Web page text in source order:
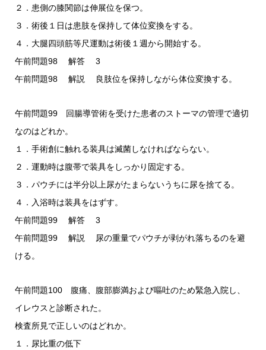
２．患側の膝関節は伸展位を保つ。
３．術後１日は患肢を保持して体位変換をする。
４．大腿四頭筋等尺運動は術後１週から開始する。
午前問題98 解答 3
午前問題98 解説 良肢位を保持しながら体位変換する。
午前問題99 回腸導管術を受けた患者のストーマの管理で適切
なのはどれか。
１．手術創に触れる装具は滅菌しなければならない。
２．運動時は腹帯で装具をしっかり固定する。
３．パウチには半分以上尿がたまらないうちに尿を捨てる。
４．入浴時は装具をはずす。
午前問題99 解答 3
午前問題99 解説 尿の重量でパウチが剥がれ落ちるのを避
ける。
午前問題100 腹痛、腹部膨満および嘔吐のため緊急入院し、
イレウスと診断された。
検査所見で正しいのはどれか。
１．尿比重の低下